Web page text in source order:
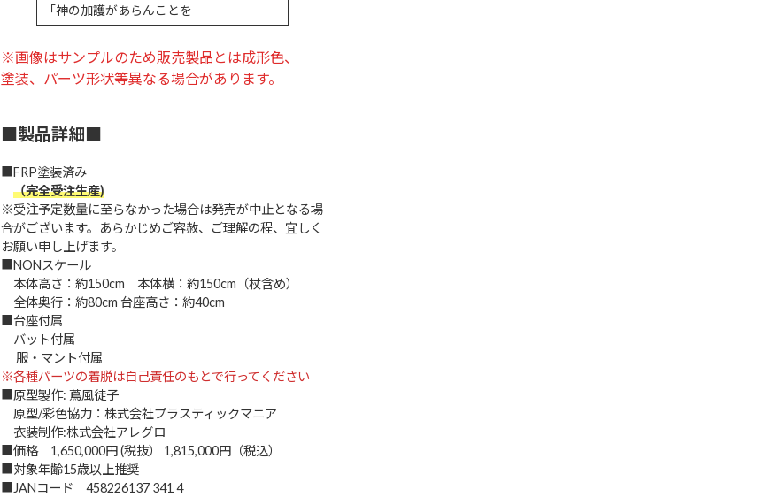
「神の加護があらんことを
※画像はサンプルのため販売製品とは成形色、
塗装、パーツ形状等異なる場合があります。
■製品詳細■
■FRP塗装済み
（完全受注生産)
※受注予定数量に至らなかった場合は発売が中止となる場
合がございます。あらかじめご容赦、ご理解の程、宜しく
お願い申し上げます。
■NONスケール
本体高さ：約150cm 本体横：約150cm（杖含め）
全体奥行：約80cm 台座高さ：約40cm
■台座付属
バット付属
服・マント付属
※各種パーツの着脱は自己責任のもとで行ってください
■原型製作: 蔦風徒子
原型/彩色協力：株式会社プラスティックマニア
衣装制作:株式会社アレグロ
■価格 1,650,000円 (税抜） 1,815,000円（税込）
■対象年齢15歳以上推奨
■JANコード 458226137 341 4